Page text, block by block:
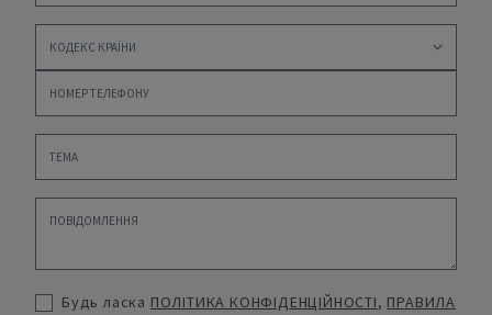
Будь ласка ПОЛІТИКА КОНФІДЕНЦІЙНОСТІ, ПРАВИЛА